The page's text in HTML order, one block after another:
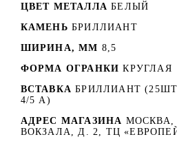
ЦВЕТ МЕТАЛЛА БЕЛЫЙ
КАМЕНЬ БРИЛЛИАНТ
ШИРИНА, ММ 8,5
ФОРМА ОГРАНКИ КРУГЛАЯ
ВСТАВКА БРИЛЛИАНТ
4/5 А)
АДРЕС МАГАЗИНА МОСКВА,
ВОКЗАЛА, Д. 2, ТЦ